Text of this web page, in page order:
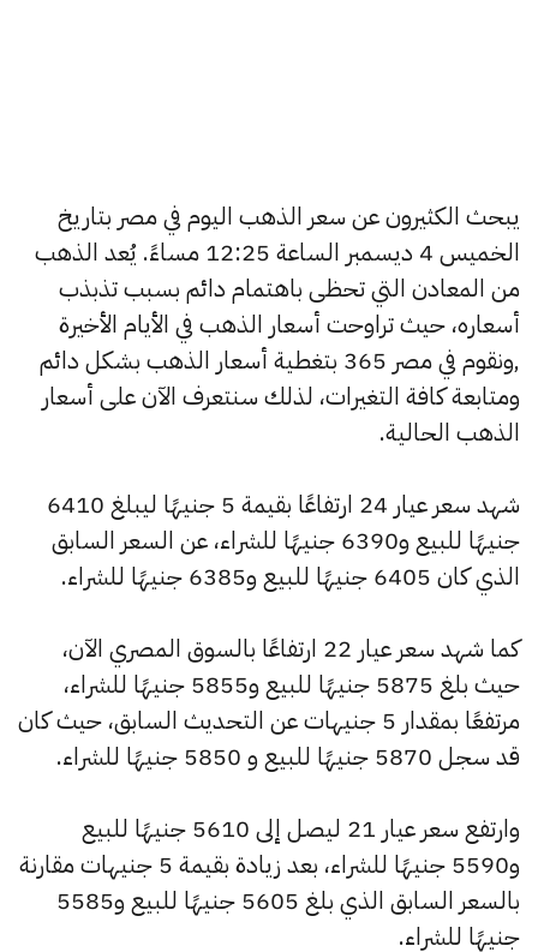
يبحث الكثيرون عن سعر الذهب اليوم في مصر بتاريخ
الخميس 4 ديسمبر الساعة 12:25 مساءً. يُعد الذهب
من المعادن التي تحظى باهتمام دائم بسبب تذبذب
أسعاره، حيث تراوحت أسعار الذهب في الأيام الأخيرة
,ونقوم في مصر 365 بتغطية أسعار الذهب بشكل دائم
ومتابعة كافة التغيرات، لذلك سنتعرف الآن على أسعار
الذهب الحالية.
شهد سعر عيار 24 ارتفاعًا بقيمة 5 جنيهًا ليبلغ 6410
جنيهًا للبيع و6390 جنيهًا للشراء، عن السعر السابق
الذي كان 6405 جنيهًا للبيع و6385 جنيهًا للشراء.
كما شهد سعر عيار 22 ارتفاعًا بالسوق المصري الآن،
حيث بلغ 5875 جنيهًا للبيع و5855 جنيهًا للشراء،
مرتفعًا بمقدار 5 جنيهات عن التحديث السابق، حيث كان
قد سجل 5870 جنيهًا للبيع و 5850 جنيهًا للشراء.
وارتفع سعر عيار 21 ليصل إلى 5610 جنيهًا للبيع
و5590 جنيهًا للشراء، بعد زيادة بقيمة 5 جنيهات مقارنة
بالسعر السابق الذي بلغ 5605 جنيهًا للبيع و5585
جنيهًا للشراء.